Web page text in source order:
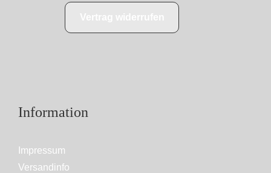
Information
Impressum
Versandinfo